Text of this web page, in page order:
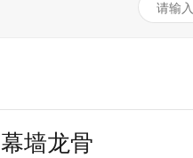
幕墙龙骨